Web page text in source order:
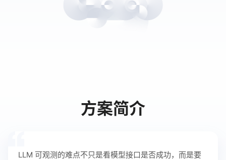
方案简介
LLM 可观测的难点不只是看模型接口是否成功，而是要